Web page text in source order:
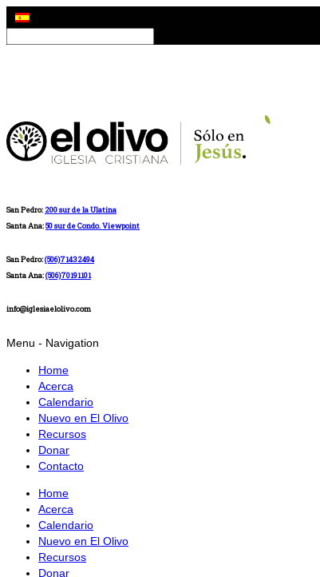
San Pedro: 200 sur de la Ulatina
Santa Ana:50 sur de Condo. Viewpoint
San Pedro:(506)71432494
Santa Ana:(506)70191101
info@iglesiaelolivo.com
Menu - Navigation
Home
Acerca
Calendario
Nuevo en El Olivo
Recursos
Donar
Contacto
Home
Acerca
Calendario
Nuevo en El Olivo
Recursos
Donar